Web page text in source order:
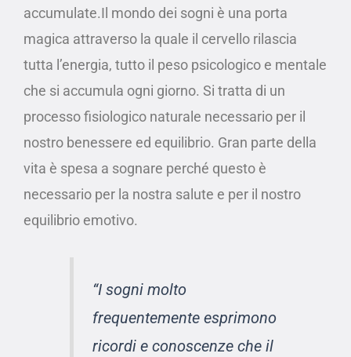
accumulate.Il mondo dei sogni è una porta
magica attraverso la quale il cervello rilascia
tutta l’energia, tutto il peso psicologico e mentale
che si accumula ogni giorno. Si tratta di un
processo fisiologico naturale necessario per il
nostro benessere ed equilibrio. Gran parte della
vita è spesa a sognare perché questo è
necessario per la nostra salute e per il nostro
equilibrio emotivo.
“I sogni molto
frequentemente esprimono
ricordi e conoscenze che il